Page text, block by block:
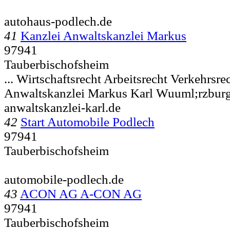
autohaus-podlech.de
41 Kanzlei Anwaltskanzlei Markus
97941
Tauberbischofsheim
... Wirtschaftsrecht Arbeitsrecht
Anwaltskanzlei Markus Karl
anwaltskanzlei-karl.de
42 Start Automobile Podlech
97941
Tauberbischofsheim
automobile-podlech.de
43 ACON AG A-CON AG
97941
Tauberbischofsheim